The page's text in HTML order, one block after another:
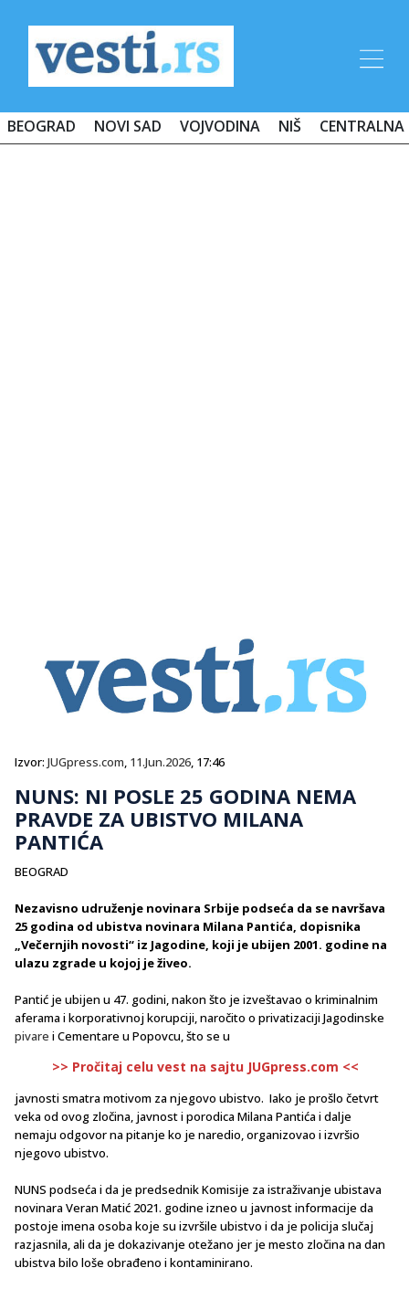
BEOGRAD NOVI SAD VOJVODINA NIŠ CENTRALNA
Izvor: JUGpress.com, 11.Jun.2026, 17:46
NUNS: NI POSLE 25 GODINA NEMA
PRAVDE ZA UBISTVO MILANA
PANTIĆA
BEOGRAD
Nezavisno udruženje novinara Srbije podseća da se navršava
25 godina od ubistva novinara Milana Pantića, dopisnika
„Večernjih novosti“ iz Jagodine, koji je ubijen 2001. godine na
ulazu zgrade u kojoj je živeo.
Pantić je ubijen u 47. godini, nakon što je izveštavao o kriminalnim
aferama i korporativnoj korupciji, naročito o privatizaciji Jagodinske
pivare i Cementare u Popovcu, što se u
>> Pročitaj celu vest na sajtu JUGpress.com <<
javnosti smatra motivom za njegovo ubistvo. Iako je prošlo četvrt
veka od ovog zločina, javnost i porodica Milana Pantića i dalje
nemaju odgovor na pitanje ko je naredio, organizovao i izvršio
njegovo ubistvo.
NUNS podseća i da je predsednik Komisije za istraživanje ubistava
novinara Veran Matić 2021. godine izneo u javnost informacije da
postoje imena osoba koje su izvršile ubistvo i da je policija slučaj
razjasnila, ali da je dokazivanje otežano jer je mesto zločina na dan
ubistva bilo loše obrađeno i kontaminirano.